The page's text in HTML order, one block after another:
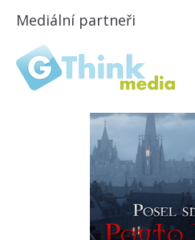
Mediální partneři